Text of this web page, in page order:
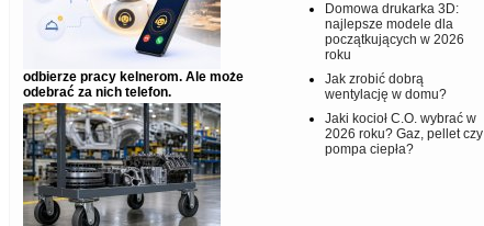
odbierze pracy kelnerom. Ale może
odebrać za nich telefon.
Domowa drukarka 3D:
najlepsze modele dla
początkujących w 2026
roku
Jak zrobić dobrą
wentylację w domu?
Jaki kocioł C.O. wybrać w
2026 roku? Gaz, pellet czy
pompa ciepła?